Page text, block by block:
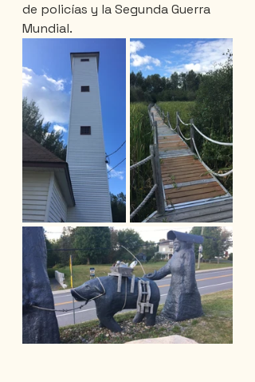
de policías y la Segunda Guerra
Mundial.